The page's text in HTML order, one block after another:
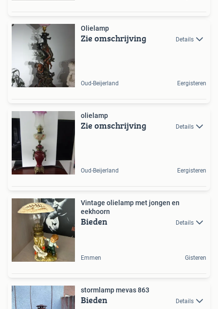
Olielamp
Zie omschrijving Details
Oud-Beijerland Eergisteren
olielamp
Zie omschrijving Details
Oud-Beijerland Eergisteren
Vintage olielamp met jongen en
eekhoorn
Bieden Details
Emmen Gisteren
stormlamp mevas 863
Bieden Details